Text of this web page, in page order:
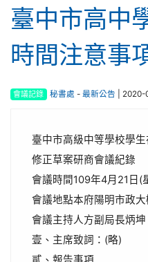
臺中市高中
時間注意事
會議記錄 秘書處 - 最新公告 |
臺中市高級中等學校學
修正草案研商會議紀錄
會議時間109年4月21日(
會議地點本府陽明市政
會議主持人方副局長炳
壹、主席致詞：(略)